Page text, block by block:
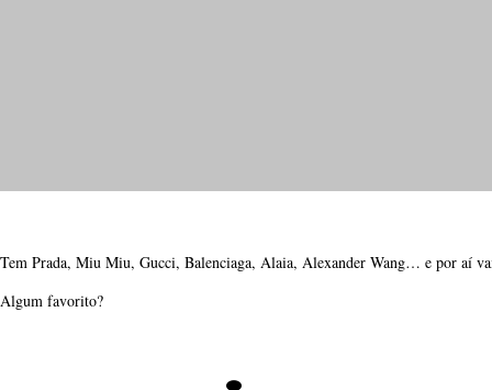
Tem Prada, Miu Miu, Gucci, Balenciaga, Alaia, Alexander Wang… e por aí
Algum favorito?